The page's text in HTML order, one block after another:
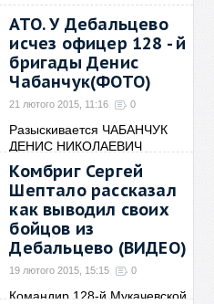
АТО. У Дебальцево
исчез офицер 128 - й
бригады Денис
Чабанчук(ФОТО)
21 лютого 2015, 11:16 0
Разыскивается ЧАБАНЧУК
ДЕНИС НИКОЛАЕВИЧ
2.09.1992
Комбриг Сергей
Шептало рассказал
как выводил своих
бойцов из
Дебальцево (ВИДЕО)
19 лютого 2015, 15:15 0
Командир 128-й Мукачевской